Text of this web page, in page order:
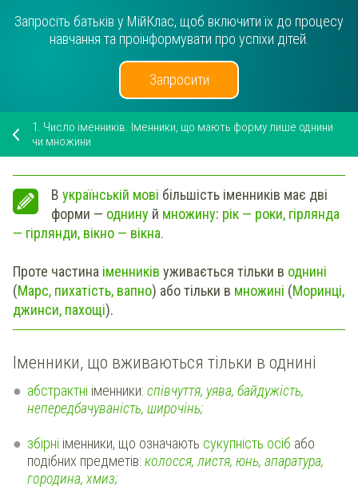
Запросіть батьків у МійКлас, щоб включити їх до процесу
навчання та проінформувати про успіхи дітей.
Запросити
1. Число іменників. Іменники, що мають форму лише однини
чи множини
В українській мові більшість іменників має дві
форми — однину й множину: рік — роки, гірлянда
— гірлянди, вікно — вікна.
Проте частина іменників уживається тільки в однині
(Марс, пихатість, вапно) або тільки в множині (Моринці,
джинси, пахощі).
Іменники, що вживаються тільки в однині
абстрактні іменники: співчуття, уява, байдужість,
непередбачуваність, широчінь;
збірні іменники, що означають сукупність осіб або
подібних предметів: колосся, листя, юнь, апаратура,
городина, хмиз;